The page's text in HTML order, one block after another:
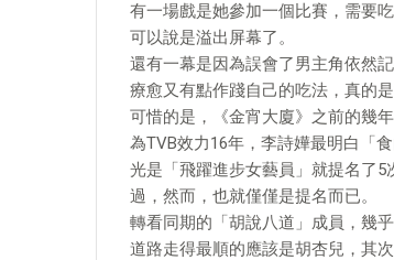
有一場戲是她參加一個比賽，需要
可以說是溢出屏幕了。
還有一幕是因為誤會了男主角依然
療愈又有點作踐自己的吃法，真的是
可惜的是，《金宵大廈》之前的幾
為TVB效力16年，李詩嬅最明白「食
光是「飛躍進步女藝員」就提名了
過，然而，也就僅僅是提名而已。
轉看同期的「胡說八道」成員，幾
道路走得最順的應該是胡杏兒，其